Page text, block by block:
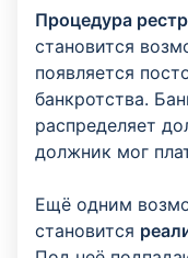
Процедура
становится
появляется
банкротства.
распределяет
должник мог
Ещё одним
становится